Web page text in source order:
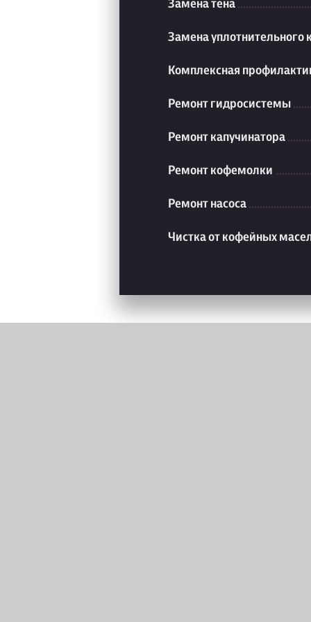
Замена тена
Замена уплотнительного
Комплексная
Ремонт гидросистемы
Ремонт капучинатора
Ремонт кофемолки
Ремонт насоса
Чистка от кофейных